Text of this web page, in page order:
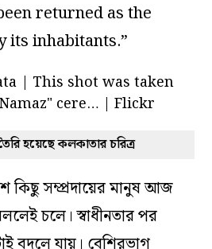
returned as the
its inhabitants.”
হয়েছে কলকাতার চরিত্র
কিছু সম্প্রদায়ের মানুষ আজ
চলে। স্বাধীনতার পর